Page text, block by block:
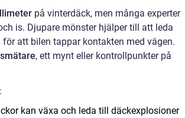
på vinterdäck, men många experter
is. Djupare mönster hjälper till att leda
att bilen tappar kontakten med vägen.
, ett mynt eller kontrollpunkter på
:
kan växa och leda till däckexplosioner